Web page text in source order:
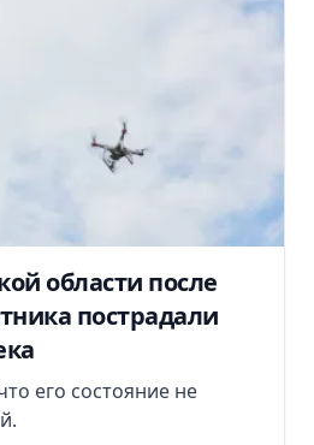
области после
пострадали
его состояние не